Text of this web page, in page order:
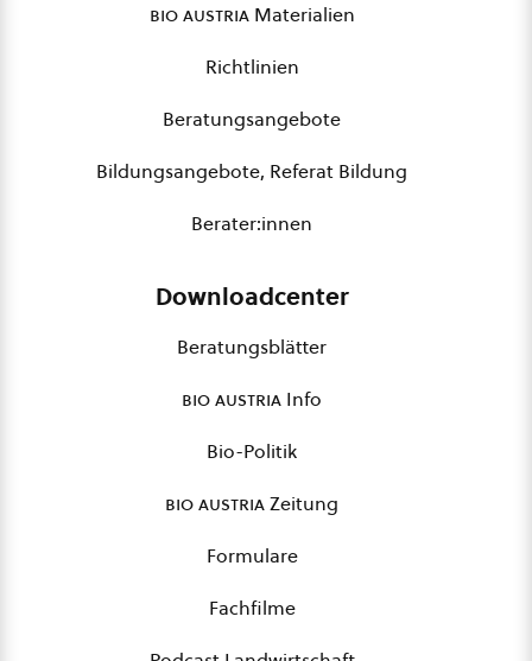
bio austriaMaterialien
Richtlinien
Beratungsangebote
Bildungsangebote, Referat Bildung
Berater:innen
Downloadcenter
Beratungsblätter
bio austria Info
Bio-Politik
bio austriaZeitung
Formulare
Fachfilme